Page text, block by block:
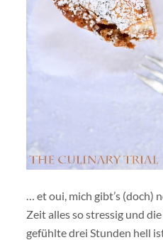
… et oui, mich gibt’s (doch)
Zeit alles so stressig und
gefühlte drei Stunden hell